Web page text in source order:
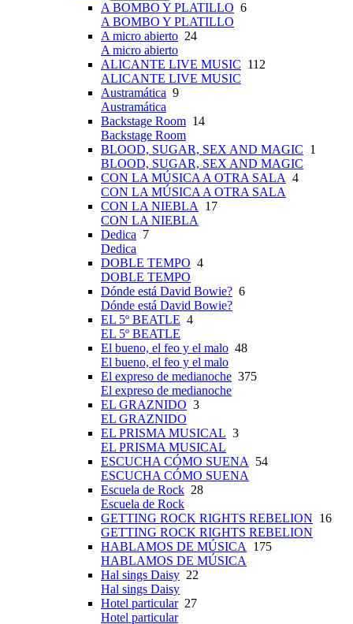
A BOMBO Y PLATILLO 6
A BOMBO Y PLATILLO
A micro abierto 24
A micro abierto
ALICANTE LIVE MUSIC 112
ALICANTE LIVE MUSIC
Austramática 9
Austramática
Backstage Room 14
Backstage Room
BLOOD, SUGAR, SEX AND MAGIC 1
BLOOD, SUGAR, SEX AND MAGIC
CON LA MÚSICA A OTRA SALA 4
CON LA MÚSICA A OTRA SALA
CON LA NIEBLA
17
CON LA NIEBLA
Dedica 7
Dedica
DOBLE TEMPO 4
DOBLE TEMPO
Dónde está David Bowie? 6
Dónde está David Bowie?
EL 5º BEATLE 4
EL 5º BEATLE
El bueno, el feo y el malo 48
El bueno, el feo y el malo
El expreso de medianoche 375
El expreso de medianoche
EL GRAZNIDO 3
EL GRAZNIDO
EL PRISMA MUSICAL 3
EL PRISMA MUSICAL
ESCUCHA CÓMO SUENA
54
ESCUCHA CÓMO SUENA
Escuela de Rock 28
Escuela de Rock
GETTING ROCK RIGHTS REBELION 16
GETTING ROCK RIGHTS REBELION
HABLAMOS DE MÚSICA
175
HABLAMOS DE MÚSICA
Hal sings Daisy 22
Hal sings Daisy
Hotel particular27
Hotel particular